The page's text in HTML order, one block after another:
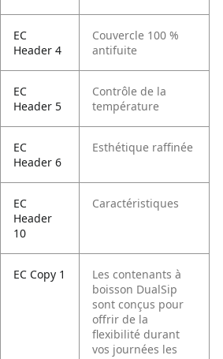
EC
Header 4
Couvercle 100 %
antifuite
EC
Header 5
Contrôle de la
température
EC
Header 6
Esthétique raffinée
EC
Header
10
Caractéristiques
EC Copy 1
Les contenants à
boisson DualSip
sont conçus pour
offrir de la
flexibilité durant
vos journées les